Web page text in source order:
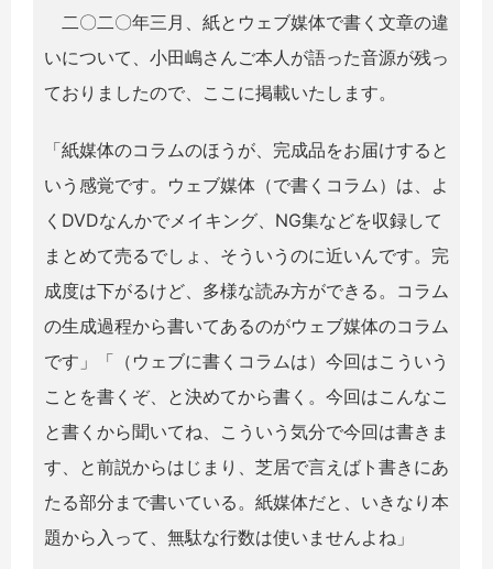
二〇二〇年三月、紙とウェブ媒体で書く文章の違
いについて、小田嶋さんご本人が語った音源が残っ
ておりましたので、ここに掲載いたします。
「紙媒体のコラムのほうが、完成品をお届けすると
いう感覚です。ウェブ媒体（で書くコラム）は、よ
くDVDなんかでメイキング、NG集などを収録して
まとめて売るでしょ、そういうのに近いんです。完
成度は下がるけど、多様な読み方ができる。コラム
の生成過程から書いてあるのがウェブ媒体のコラム
です」「（ウェブに書くコラムは）今回はこういう
ことを書くぞ、と決めてから書く。今回はこんなこ
と書くから聞いてね、こういう気分で今回は書きま
す、と前説からはじまり、芝居で言えばト書きにあ
たる部分まで書いている。紙媒体だと、いきなり本
題から入って、無駄な行数は使いませんよね」